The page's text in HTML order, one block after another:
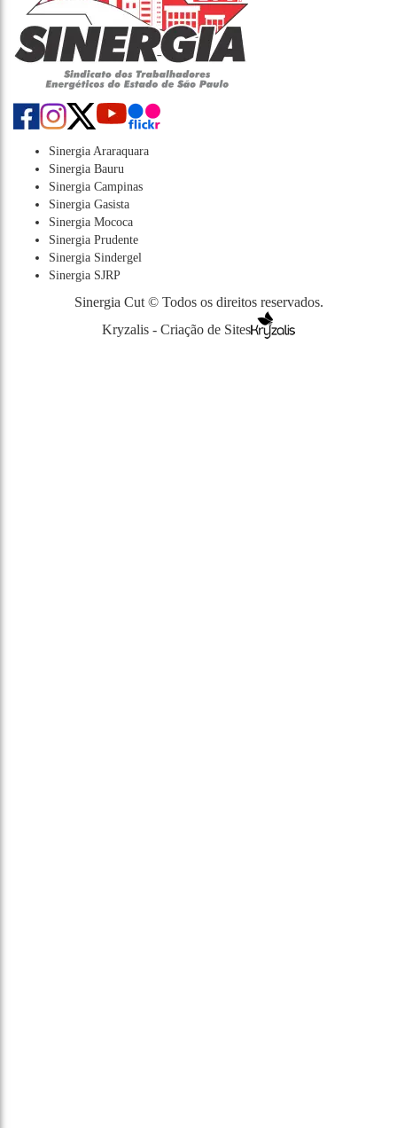
Sinergia Araraquara
Sinergia Bauru
Sinergia Campinas
Sinergia Gasista
Sinergia Mococa
Sinergia Prudente
Sinergia Sindergel
Sinergia SJRP
Sinergia Cut © Todos os direitos reservados.
Kryzalis - Criação de Sites